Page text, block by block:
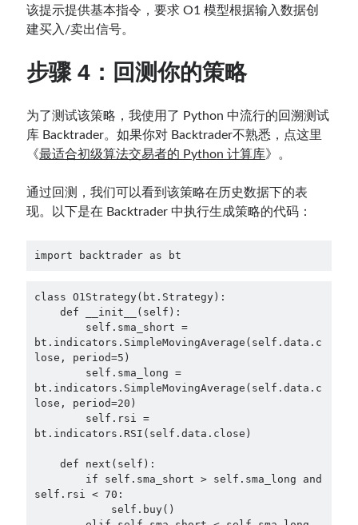
该提示提供基本指令，要求 O1 模型根据输入数据创
建买入/卖出信号。
步骤 4：回测你的策略
为了测试该策略，我使用了 Python 中流行的回溯测试
库 Backtrader。如果你对 Backtrader不熟悉，点这里
《最适合初级算法交易者的 Python 计算库》。
通过回测，我们可以看到该策略在历史数据下的表
现。以下是在 Backtrader 中执行生成策略的代码：
import backtrader as bt
class O1Strategy(bt.Strategy):
bt.indicators.SimpleMovingAverage(self.data.c
lose, period=5)
bt.indicators.SimpleMovingAverage(self.data.c
lose, period=20)
bt.indicators.RSI(self.data.close)
self.rsi < 70: